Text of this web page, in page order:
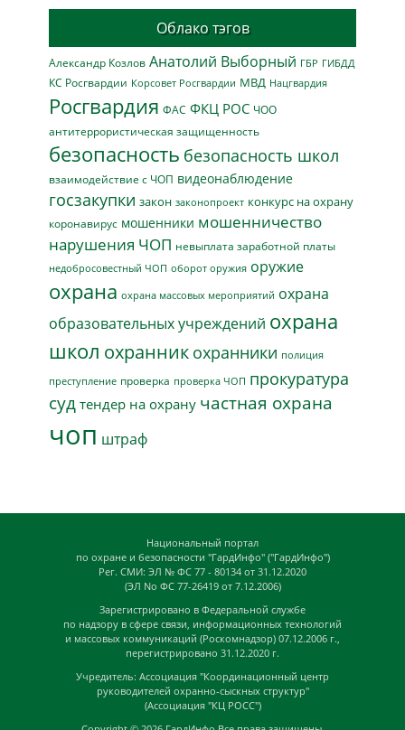
Облако тэгов
Александр Козлов Анатолий Выборный ГБР ГИБДД
КС Росгвардии Корсовет Росгвардии МВД Нацгвардия
Росгвардия ФАС ФКЦ РОС ЧОО
антитеррористическая защищенность
безопасность безопасность школ
взаимодействие с ЧОП видеонаблюдение
госзакупки закон законопроект конкурс на охрану
коронавирус мошенники мошенничество
нарушения ЧОП невыплата заработной платы
недобросовестный ЧОП оборот оружия оружие
охрана охрана массовых мероприятий охрана
образовательных учреждений охрана
школ охранник охранники полиция
преступление проверка проверка ЧОП прокуратура
суд тендер на охрану частная охрана
чоп штраф
Национальный портал
по охране и безопасности "ГардИнфо" ("ГардИнфо")
Рег. СМИ: ЭЛ № ФС 77 - 80134 от 31.12.2020
(ЭЛ No ФС 77-26419 от 7.12.2006)
Зарегистрировано в Федеральной службе
по надзору в сфере связи, информационных технологий
и массовых коммуникаций (Роскомнадзор) 07.12.2006 г.,
перегистрировано 31.12.2020 г.
Учредитель: Ассоциация "Координационный центр
руководителей охранно-сыскных структур"
(Ассоциация "КЦ РОСС")